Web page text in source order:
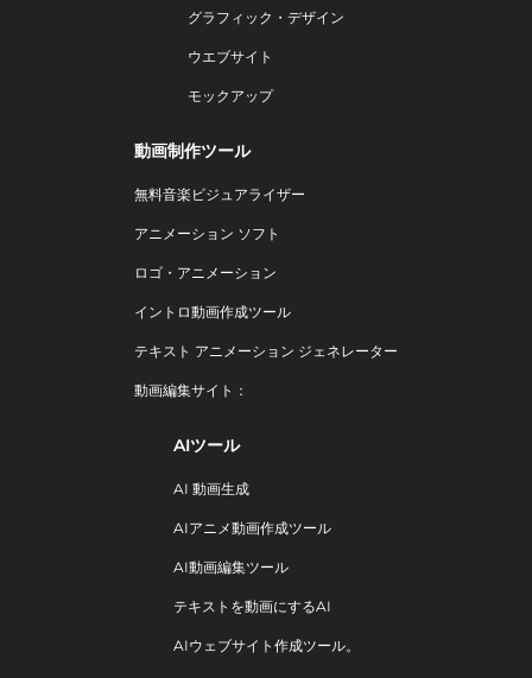
グラフィック・デザイン
ウエブサイト
モックアップ
動画制作ツール
無料音楽ビジュアライザー
アニメーション ソフト
ロゴ・アニメーション
イントロ動画作成ツール
テキスト アニメーション ジェネレーター
動画編集サイト：
AIツール
AI 動画生成
AIアニメ動画作成ツール
AI動画編集ツール
テキストを動画にするAI
AIウェブサイト作成ツール。